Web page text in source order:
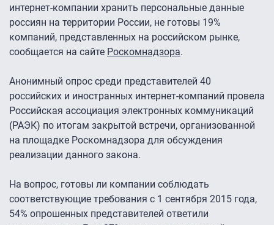
интернет-компании хранить персональные данные
россиян на территории России, не готовы 19%
компаний, представленных на российском рынке,
сообщается на сайте Роскомнадзора.
Анонимный опрос среди представителей 40
российских и иностранных интернет-компаний провела
Российская ассоциация электронных коммуникаций
(РАЭК) по итогам закрытой встречи, организованной
на площадке Роскомнадзора для обсуждения
реализации данного закона.
На вопрос, готовы ли компании соблюдать
соответствующие требования с 1 сентября 2015 года,
54% опрошенных представителей ответили